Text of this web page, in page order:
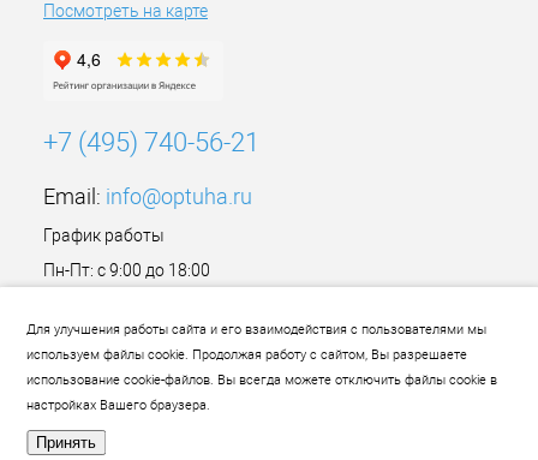
Для улучшения работы сайта и его взаимодействия с пользователями мы
используем файлы cookie. Продолжая работу с сайтом, Вы разрешаете
использование cookie-файлов. Вы всегда можете отключить файлы cookie в
настройках Вашего браузера.
Принять
Посмотреть на карте
+7 (495) 740-56-21
Email: info@optuha.ru
График работы
Пн-Пт: с 9:00 до 18:00